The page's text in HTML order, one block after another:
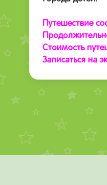
Путешествие
Стоимость
Записаться на